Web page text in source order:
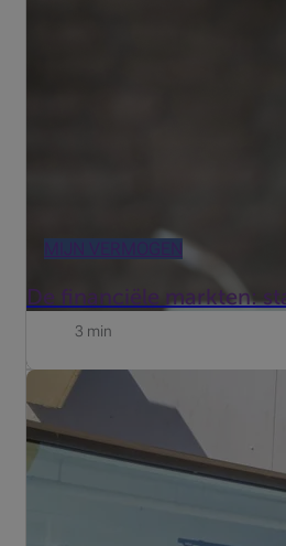
De financiële markten:
3 min
Als eigenaar van Expert Literie
al 20 jaar rekenen op de steun
adviseur voor alle noden van het